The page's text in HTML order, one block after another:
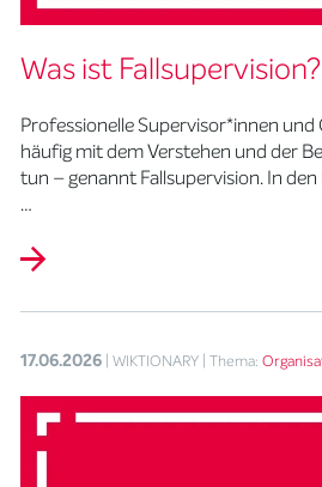
Was ist Fallsupervision?
Professionelle Supervisor*innen und
häufig mit dem Verstehen und der
tun – genannt Fallsupervision. In
…
17.06.2026 | WIKTIONARY | Thema: